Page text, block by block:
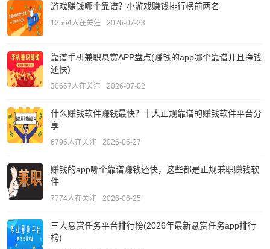
游戏赚钱哪个靠谱？小游戏赚钱排行榜前两名
12564人在关注 2026-07-23
靠谱手机兼职悬赏APP盘点(赚钱的app哪个靠谱并且挣钱
还快)
30667人在关注 2026-07-02
什么赚钱软件赚钱最快？十大正规靠谱的赚钱软件平台分
享
6796人在关注 2026-06-27
赚钱的app哪个靠谱赚钱还快，这些都是正规兼职赚钱软
件
7774人在关注 2026-06-25
三大悬赏任务平台排行榜(2026年最新悬赏任务app排行
榜)